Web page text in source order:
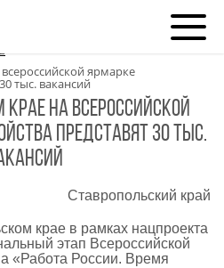
ярмарке
тыс. вакансий
на всероссийской
представят 30 тыс.
Ставропольский край
крае в рамках нацпроекта
этап Всероссийской
«Работа России. Время